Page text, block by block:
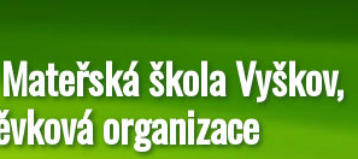
škola Vyškov,
organizace